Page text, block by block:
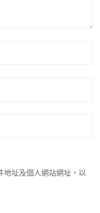
地址及個人網站網址，以